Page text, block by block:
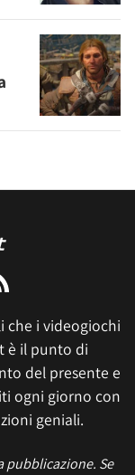
che i videogiochi
è il punto di
del presente e
ogni giorno con
geniali.
pubblicazione. Se